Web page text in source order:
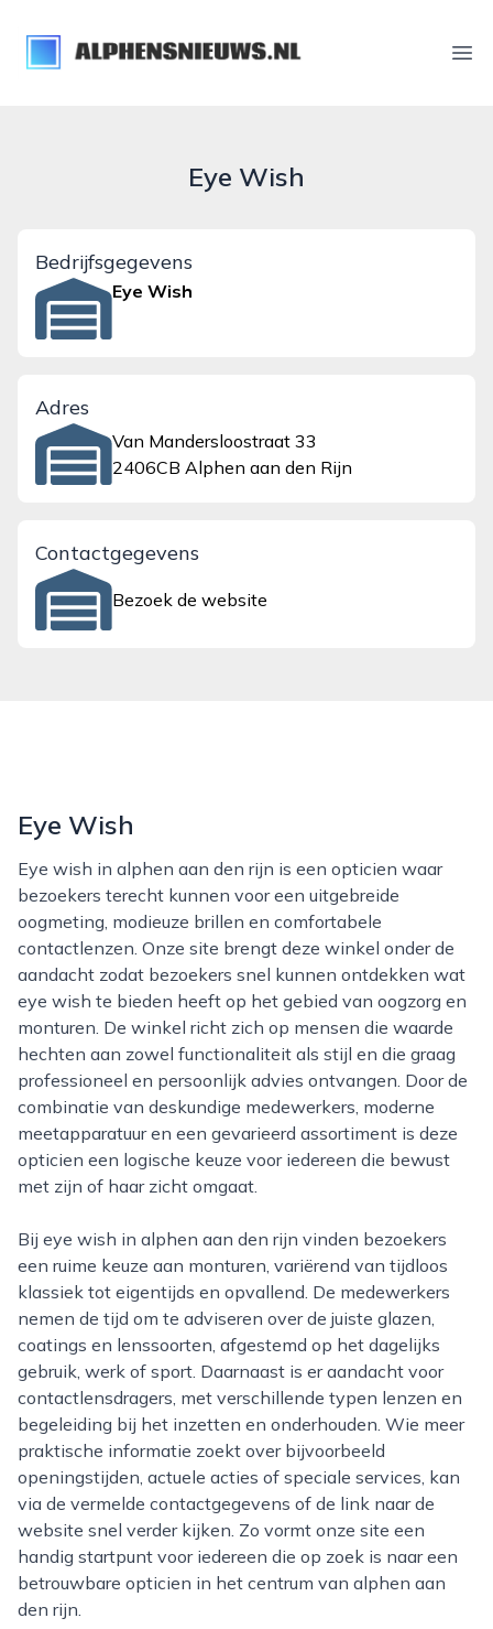
alphensnieuws.nl
Eye Wish
Bedrijfsgegevens
Eye Wish
Adres
Van Mandersloostraat 33
2406CB Alphen aan den Rijn
Contactgegevens
Bezoek de website
Eye Wish
Eye wish in alphen aan den rijn is een opticien waar
bezoekers terecht kunnen voor een uitgebreide
oogmeting, modieuze brillen en comfortabele
contactlenzen. Onze site brengt deze winkel onder de
aandacht zodat bezoekers snel kunnen ontdekken wat
eye wish te bieden heeft op het gebied van oogzorg en
monturen. De winkel richt zich op mensen die waarde
hechten aan zowel functionaliteit als stijl en die graag
professioneel en persoonlijk advies ontvangen. Door de
combinatie van deskundige medewerkers, moderne
meetapparatuur en een gevarieerd assortiment is deze
opticien een logische keuze voor iedereen die bewust
met zijn of haar zicht omgaat.
Bij eye wish in alphen aan den rijn vinden bezoekers
een ruime keuze aan monturen, variërend van tijdloos
klassiek tot eigentijds en opvallend. De medewerkers
nemen de tijd om te adviseren over de juiste glazen,
coatings en lenssoorten, afgestemd op het dagelijks
gebruik, werk of sport. Daarnaast is er aandacht voor
contactlensdragers, met verschillende typen lenzen en
begeleiding bij het inzetten en onderhouden. Wie meer
praktische informatie zoekt over bijvoorbeeld
openingstijden, actuele acties of speciale services, kan
via de vermelde contactgegevens of de link naar de
website snel verder kijken. Zo vormt onze site een
handig startpunt voor iedereen die op zoek is naar een
betrouwbare opticien in het centrum van alphen aan
den rijn.